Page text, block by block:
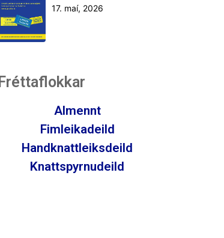
17. maí, 2026
Fréttaflokkar
Almennt
Fimleikadeild
Handknattleiksdeild
Knattspyrnudeild